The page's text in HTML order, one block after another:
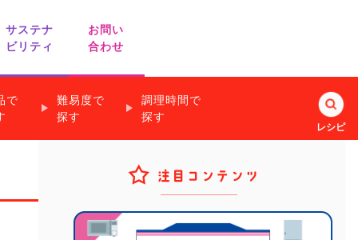
フリージングテクニック
キッチンアイデア
サステナ
ビリティ
お問い
合わせ
業務用商品の
で
難易度で
探す
調理時間で
探す
レシピ